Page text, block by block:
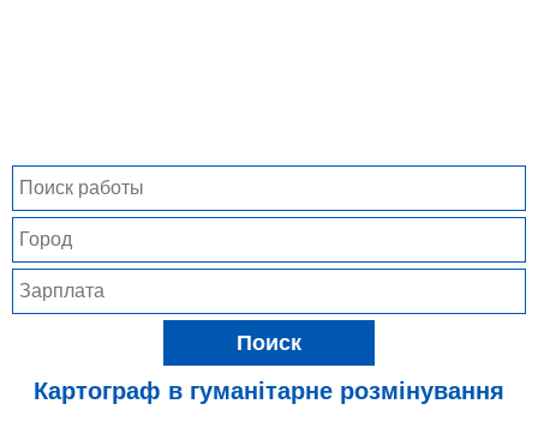
Поиск
Картограф в гуманітарне розмінування